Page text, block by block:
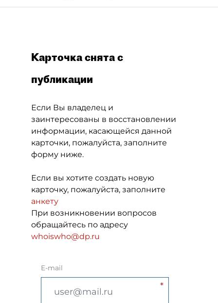
Карточка снята с
публикации
Если Вы владелец и
заинтересованы в восстановлении
информации, касающейся данной
карточки, пожалуйста, заполните
форму ниже.
Если вы хотите создать новую
карточку, пожалуйста, заполните
анкету
При возникновении вопросов
обращайтесь по адресу
whoiswho@dp.ru
E-mail